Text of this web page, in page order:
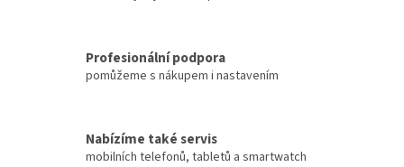
Profesionální podpora
pomůžeme s nákupem i nastavením
Nabízíme také servis
mobilních telefonů, tabletů a smartwatch